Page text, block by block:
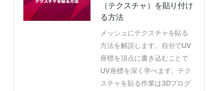
（テクスチャ）を貼り付け
る方法
メッシュにテクスチャを貼る
方法を解説します。自分でUV
座標を頂点に書き込むことで
UV座標を深く学べます。テク
スチャを貼る作業は3Dプログ